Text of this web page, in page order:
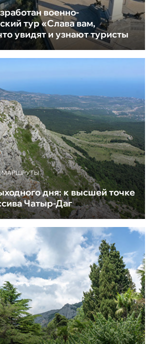
военно-
тур «Слава вам,
увидят и узнают туристы
МАРШРУТЫ
дня: к высшей точке
Чатыр-Даг